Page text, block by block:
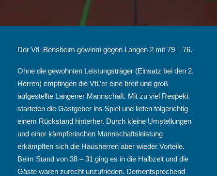
Der VfL Bensheim gewinnt gegen Langen 2 mit 79 – 76.
Ohne die gewohnten Leistungsträger (Einsatz bei den 2.
Herren) empfingen die VfL’er eine breit und groß
aufgestellte Langener Mannschaft. Mit zu viel Respekt
starteten die Gastgeber ins Spiel und liefen folgerichtig
einem Rückstand hinterher. Durch kleine Umstellungen
und einer kämpferischen Mannschaftsleistung
erkämpften sich die Hausherren aber wieder Vorteile.
Beim Stand von 38 – 31 ging es in die Halbzeit und die
Gäste waren zurecht unzufrieden. Dementsprechend